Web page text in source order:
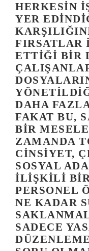
HERKESIN
YER
FIRSATLAR
ETTIĞI BIR
DAHA
FAKAT BU,
BIR
ZAMANDA
CINSIYET,
SOSYAL
ILIŞKILI BIR
PERSONEL
NE KADAR
SADECE